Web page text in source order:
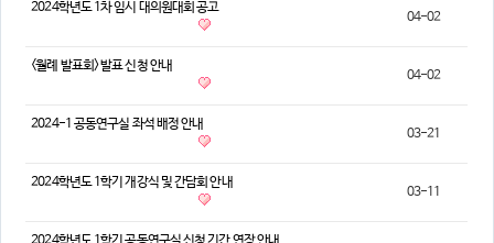
2024학년도 1차 임시 대의원대회 공고
04-02
<월례 발표회> 발표 신청 안내
04-02
2024-1 공동연구실 좌석 배정 안내
03-21
2024학년도 1학기 개강식 및 간담회 안내
03-11